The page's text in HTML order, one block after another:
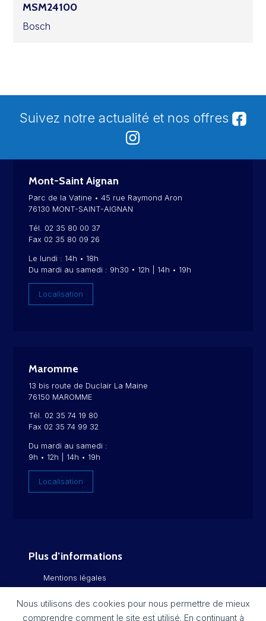
Nous utilisons des cookies pour nous permettre de mieux
comprendre comment le site est utilisé. En continuant à
MSM24100
Bosch
Suivez notre actualité et nos offres
Mont-Saint Aignan
Parc de la Vatine • 45 rue Raymond Aron
76130 MONT-SAINT-AIGNAN
Tél. 02 35 80 00 37
Fax 02 35 80 09 26
Le lundi : 14h • 18h
Du mardi au samedi : 9h30 • 12h | 14h • 19h
Localisation
Maromme
13 bis route de Duclair La Maine
76150 MAROMME
Tél. 02 35 74 19 80
Fax 02 35 74 99 32
Du mardi au samedi :
9h • 12h | 14h • 19h
Localisation
Plus d’informations
Mentions légales
Politique de confidentialité